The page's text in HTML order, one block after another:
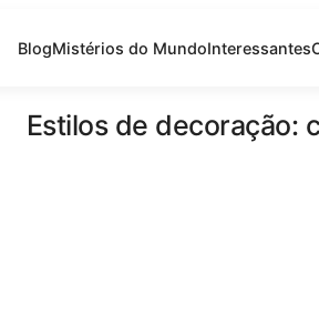
BlogMistérios do MundoInteressantes
Estilos de decoração: